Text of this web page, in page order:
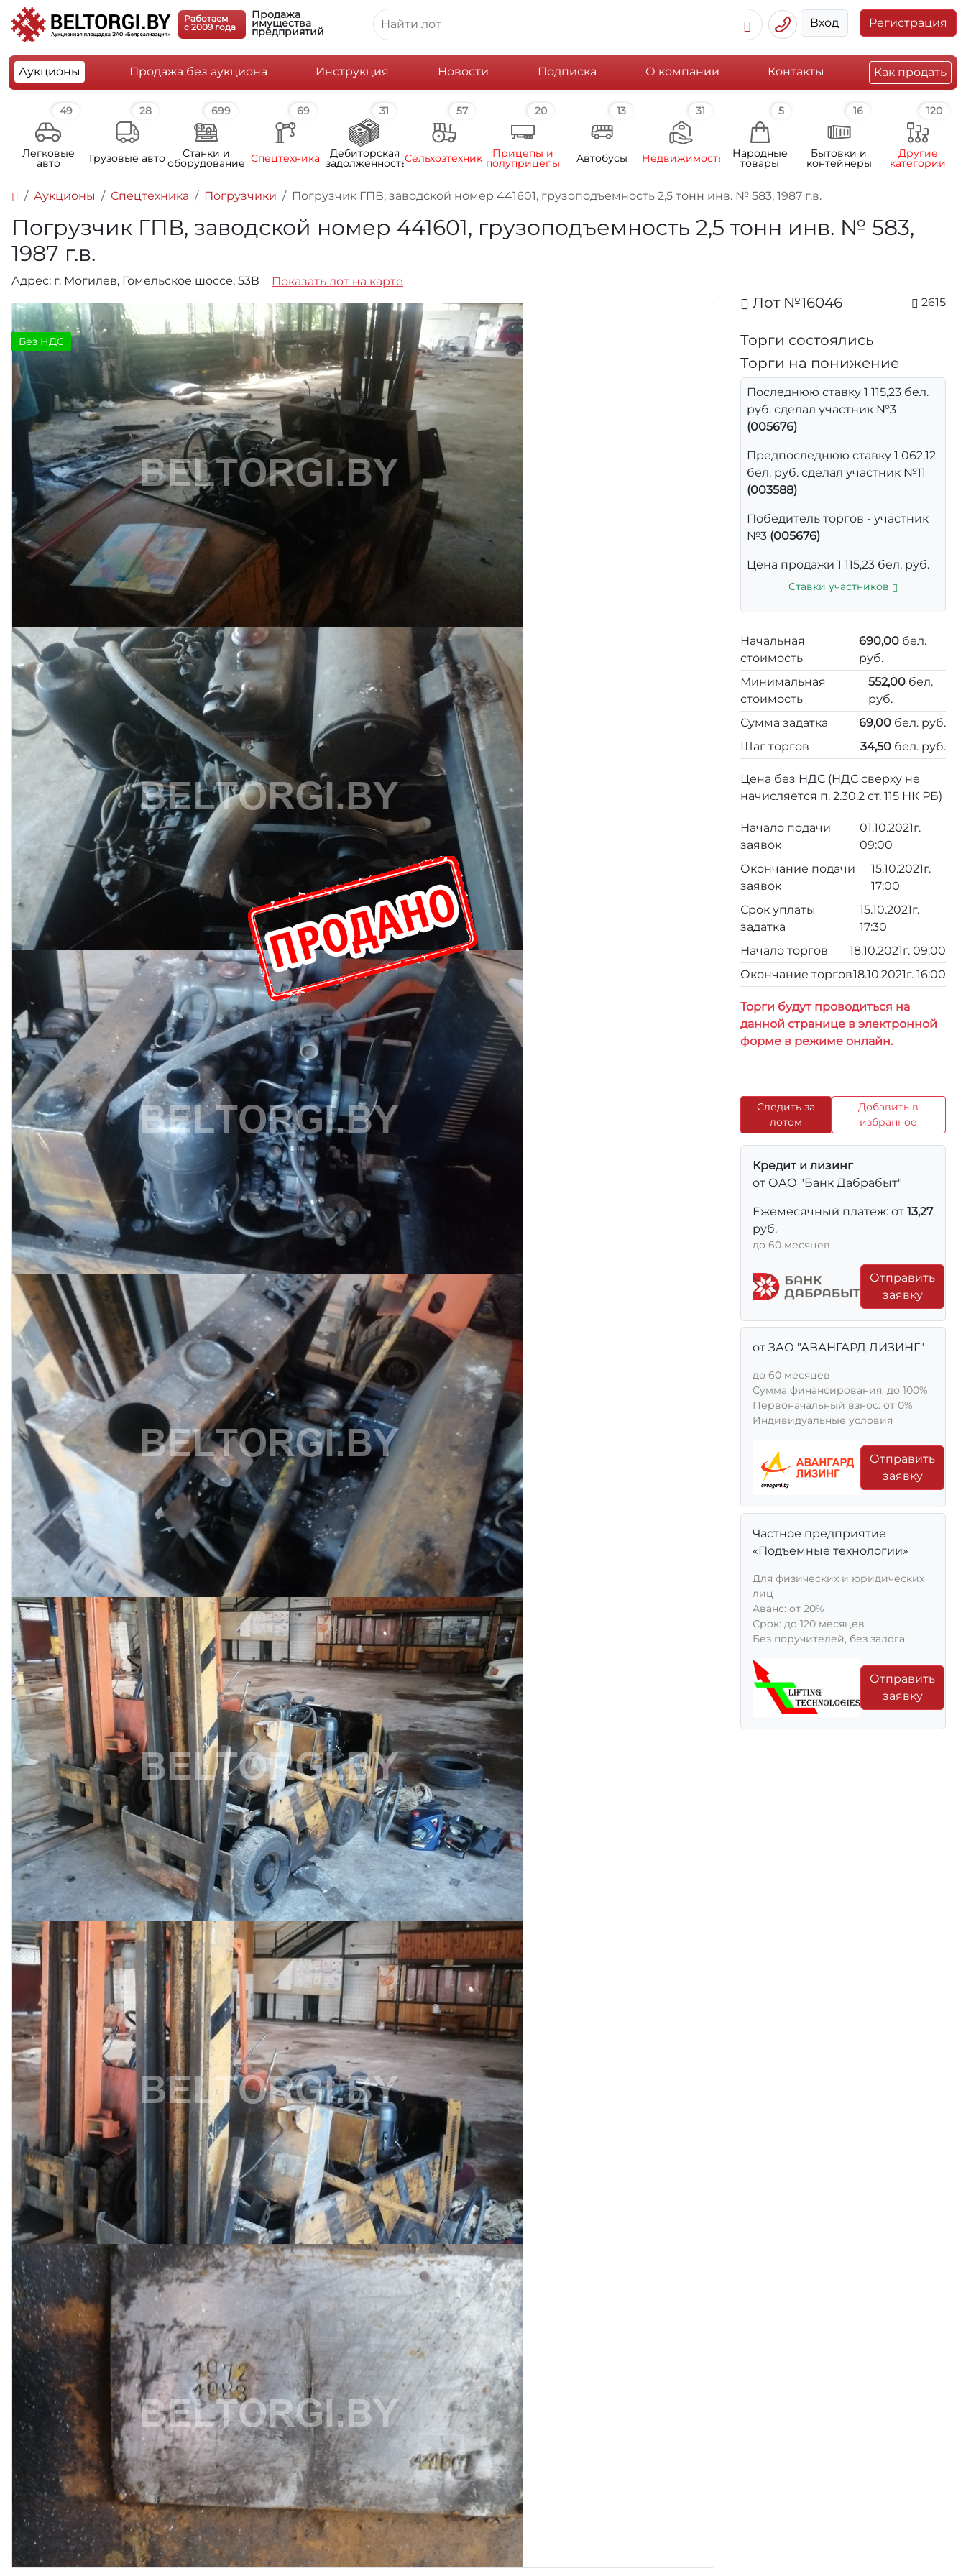
Работаем
c 2009 года
Продажа
имущества
предприятий
Вход Регистрация
Аукционы Продажа без аукциона Инструкция Новости Подписка О компании Контакты Как продать
49
Легковые
авто
28
Грузовые авто
699
Станки и
оборудование
69
Спецтехника
31
Дебиторская
задолженность
57
Сельхозтехника
20
Прицепы и
полуприцепы
13
Автобусы
31
Недвижимость
5
Народные
товары
16
Бытовки и
контейнеры
120
Другие
категории
Аукционы Спецтехника Погрузчики Погрузчик ГПВ, заводской номер 441601, грузоподъемность 2,5 тонн инв. № 583, 1987 г.в.
Погрузчик ГПВ, заводской номер 441601, грузоподъемность 2,5 тонн инв. № 583,
1987 г.в.
Адрес: г. Могилев, Гомельское шоссе, 53В Показать лот на карте
Без НДС
Лот №16046 2615
Торги состоялись
Торги на понижение
Последнюю ставку 1 115,23 бел.
руб. сделал участник №3
(005676)
Предпоследнюю ставку 1 062,12
бел. руб. сделал участник №11
(003588)
Победитель торгов - участник
№3 (005676)
Цена продажи 1 115,23 бел. руб.
Ставки участников
Начальная
стоимость
690,00 бел.
руб.
Минимальная
стоимость
552,00бел.
руб.
Сумма задатка
69,00 бел. руб.
Шаг торгов
34,50 бел. руб.
Цена без НДС (НДС сверху не
начисляется п. 2.30.2 ст. 115 НК РБ)
Начало подачи
заявок
01.10.2021г.
09:00
Окончание подачи
заявок
15.10.2021г.
17:00
Срок уплаты
задатка
15.10.2021г.
17:30
Начало торгов
18.10.2021г. 09:00
Окончание торгов18.10.2021г. 16:00
Торги будут проводиться на
данной странице в электронной
форме в режиме онлайн.
Следить за
лотом
Добавить в
избранное
Кредит и лизинг
от ОАО "Банк Дабрабыт"
Ежемесячный платеж: от 13,27
руб.
до 60 месяцев
Отправить
заявку
от ЗАО "АВАНГАРД ЛИЗИНГ"
до 60 месяцев
Сумма финансирования: до 100%
Первоначальный взнос: от 0%
Индивидуальные условия
Отправить
заявку
Частное предприятие
«Подъемные технологии»
Для физических и юридических
лиц
Aванс: от 20%
Срок: до 120 месяцев
Без поручителей, без залога
Отправить
заявку